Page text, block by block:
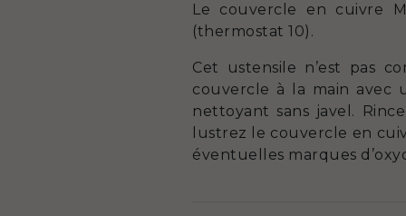
Le couvercle en cuivre
(thermostat 10).
Cet ustensile n’est pas
couvercle à la main avec
nettoyant sans javel.
lustrez le couvercle en
éventuelles marques